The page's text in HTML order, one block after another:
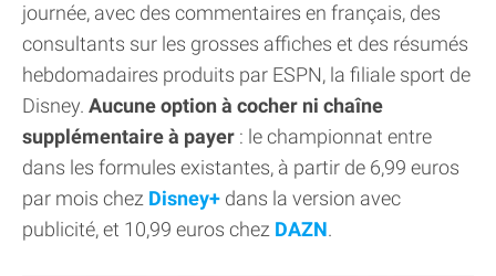
journée, avec des commentaires en français, des
consultants sur les grosses affiches et des résumés
hebdomadaires produits par ESPN, la filiale sport de
Disney. Aucune option à cocher ni chaîne
supplémentaire à payer : le championnat entre
dans les formules existantes, à partir de 6,99 euros
par mois chez Disney+ dans la version avec
publicité, et 10,99 euros chez DAZN.